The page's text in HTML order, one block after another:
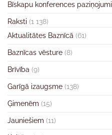
Bīskapu konferences paziņojumi
Raksti (1 138)
Aktualitātes Baznīcā (61)
Baznīcas vēsture (8)
Brīvība (9)
Garīgā izaugsme (138)
Ģimenēm (15)
Jauniešiem (11)